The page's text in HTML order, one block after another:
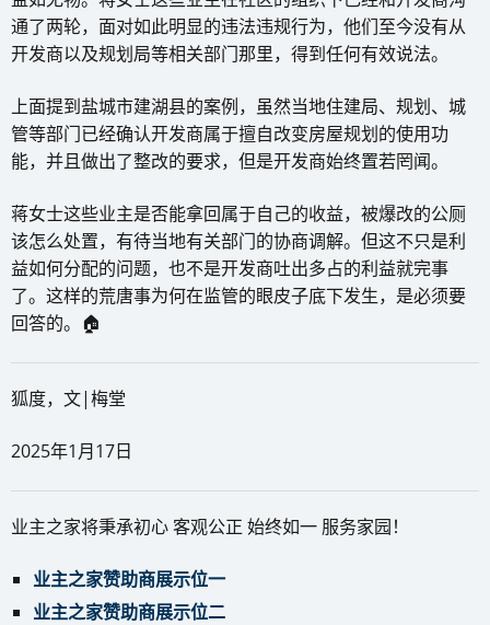
通了两轮，面对如此明显的违法违规行为，他们至今没有从
开发商以及规划局等相关部门那里，得到任何有效说法。
上面提到盐城市建湖县的案例，虽然当地住建局、规划、城
管等部门已经确认开发商属于擅自改变房屋规划的使用功
能，并且做出了整改的要求，但是开发商始终置若罔闻。
蒋女士这些业主是否能拿回属于自己的收益，被爆改的公厕
该怎么处置，有待当地有关部门的协商调解。但这不只是利
益如何分配的问题，也不是开发商吐出多占的利益就完事
了。这样的荒唐事为何在监管的眼皮子底下发生，是必须要
回答的。🏠
狐度，文|梅堂
2025年1月17日
业主之家将秉承初心 客观公正 始终如一 服务家园！
业主之家赞助商展示位一
业主之家赞助商展示位二